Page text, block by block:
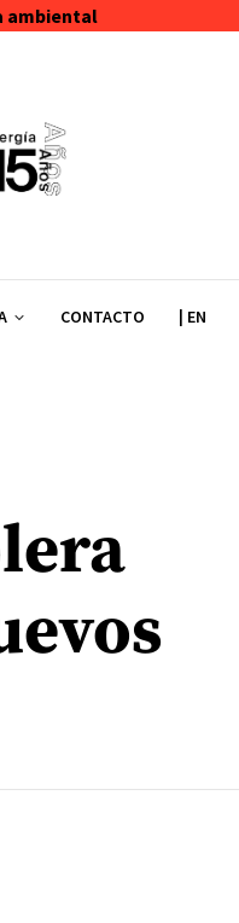
ambiental
CONTACTO | EN